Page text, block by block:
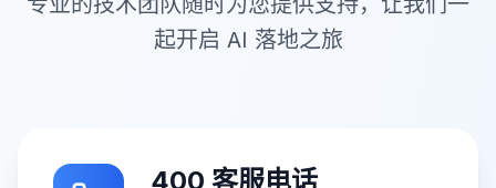
起开启 AI 落地之旅
400 客服电话